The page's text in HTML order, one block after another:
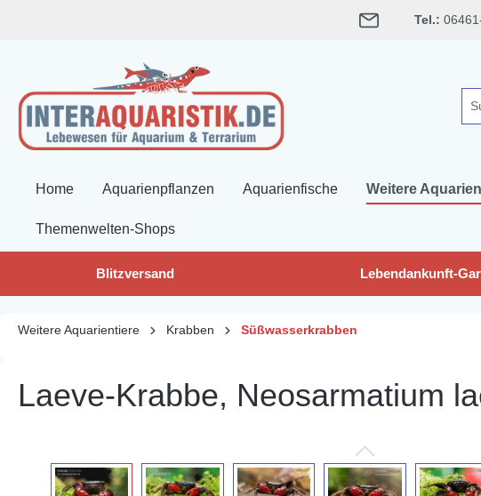
Tel.:
Home Aquarienpflanzen Aquarienfische Weitere
Themenwelten-Shops
Blitzversand Lebendankunft-
Weitere Aquarientiere Krabben Süßwasserkrabben
Laeve-Krabbe, Neosarmatium
Bildergalerie überspringen